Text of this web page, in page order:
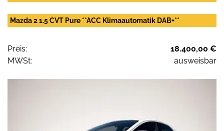
Mazda 2 1.5 CVT Pure **ACC Klimaautomatik DAB+**
Preis:
18.400,00 €
MWSt:
ausweisbar